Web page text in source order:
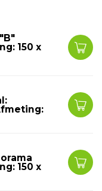
150 x
150 x